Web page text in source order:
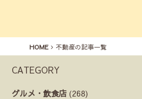
HOME 不動産の記事一覧
CATEGORY
グルメ・飲食店 (268)